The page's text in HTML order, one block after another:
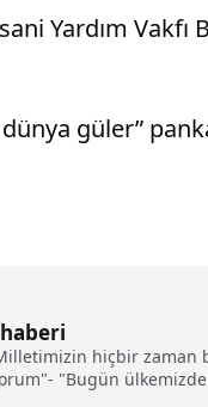
Yardım
güler”
hiçbir zaman
"Bugün ülkemizde